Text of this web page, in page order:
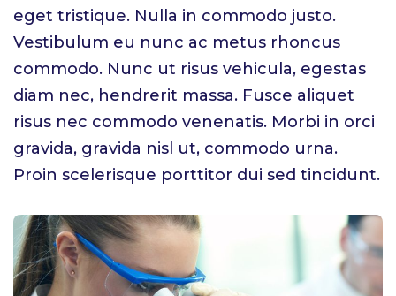
eget tristique. Nulla in commodo justo.
Vestibulum eu nunc ac metus rhoncus
commodo. Nunc ut risus vehicula, egestas
diam nec, hendrerit massa. Fusce aliquet
risus nec commodo venenatis. Morbi in orci
gravida, gravida nisl ut, commodo urna.
Proin scelerisque porttitor dui sed tincidunt.